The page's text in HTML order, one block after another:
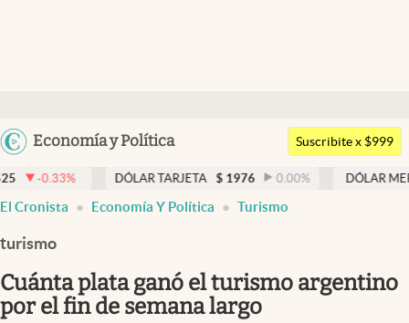
Argentina
Uruguay
Economía y Política
Members
Economía y Política
Finanzas y Mercados
Mercados Online
Negocios
Columnistas
Suscribite x $999
DÓLAR TARJETA $ 1976 0.00 % DÓLAR MEP 1526,03
El Cronista Economía Y Política Turismo
turismo
Cuánta plata ganó el turismo argentino
por el fin de semana largo